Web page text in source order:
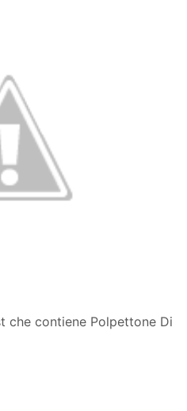
che contiene Polpettone Di